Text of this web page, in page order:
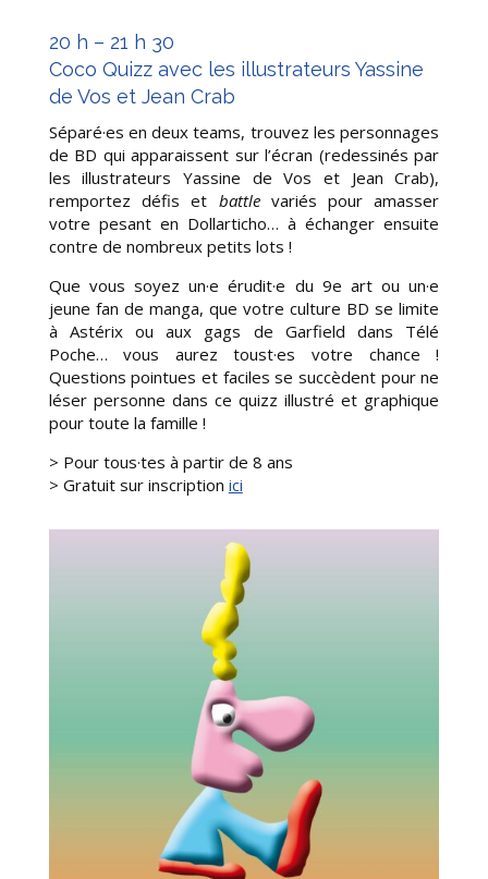
20 h – 21 h 30
Coco Quizz avec les illustrateurs Yassine
de Vos et Jean Crab
Séparé·es en deux teams, trouvez les personnages
de BD qui apparaissent sur l’écran (redessinés par
les illustrateurs Yassine de Vos et Jean Crab),
remportez défis et battlevariés pour amasser
votre pesant en Dollarticho… à échanger ensuite
contre de nombreux petits lots !
Que vous soyez un·e érudit·e du 9e art ou un·e
jeune fan de manga, que votre culture BD se limite
à Astérix ou aux gags de Garfield dans Télé
Poche… vous aurez toust·es votre chance !
Questions pointues et faciles se succèdent pour ne
léser personne dans ce quizz illustré et graphique
pour toute la famille !
> Pour tous·tes à partir de 8 ans
> Gratuit sur inscription ici